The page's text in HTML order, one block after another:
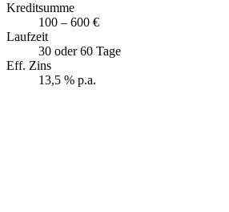
Kreditsumme
100 – 600 €
Laufzeit
30 oder 60 Tage
Eff. Zins
13,5 % p.a.